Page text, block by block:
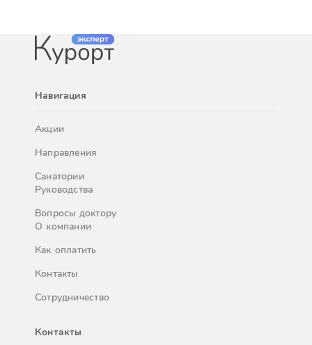
Навигация
Акции
Направления
Санатории
Руководства
Вопросы доктору
О компании
Как оплатить
Контакты
Сотрудничество
Контакты